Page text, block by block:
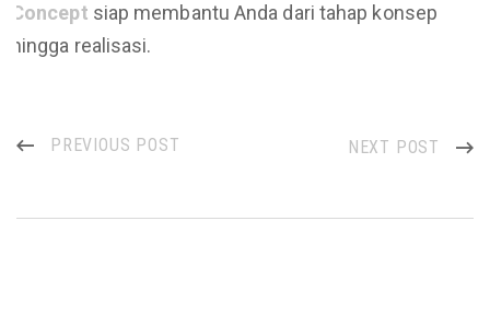
Concept siap membantu Anda dari tahap konsep
hingga realisasi.
PREVIOUS POST NEXT POST